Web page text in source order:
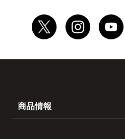
商品情報